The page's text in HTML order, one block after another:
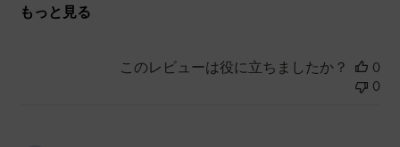
もっと見る
このレビューは役に立ちましたか？
0
0